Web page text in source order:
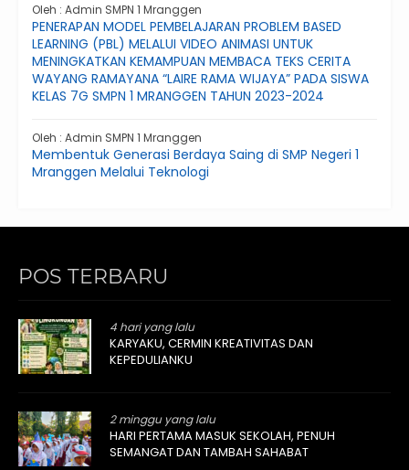
Oleh : Admin SMPN 1 Mranggen
PENERAPAN MODEL PEMBELAJARAN PROBLEM BASED
LEARNING (PBL) MELALUI VIDEO ANIMASI UNTUK
MENINGKATKAN KEMAMPUAN MEMBACA TEKS CERITA
WAYANG RAMAYANA “LAIRE RAMA WIJAYA” PADA SISWA
KELAS 7G SMPN 1 MRANGGEN TAHUN 2023-2024
Oleh : Admin SMPN 1 Mranggen
Membentuk Generasi Berdaya Saing di SMP Negeri 1
Mranggen Melalui Teknologi
POS TERBARU
4 hari yang lalu
KARYAKU, CERMIN KREATIVITAS DAN
KEPEDULIANKU
2 minggu yang lalu
HARI PERTAMA MASUK SEKOLAH, PENUH
SEMANGAT DAN TAMBAH SAHABAT